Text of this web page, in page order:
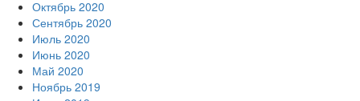
Октябрь 2020
Сентябрь 2020
Июль 2020
Июнь 2020
Май 2020
Ноябрь 2019